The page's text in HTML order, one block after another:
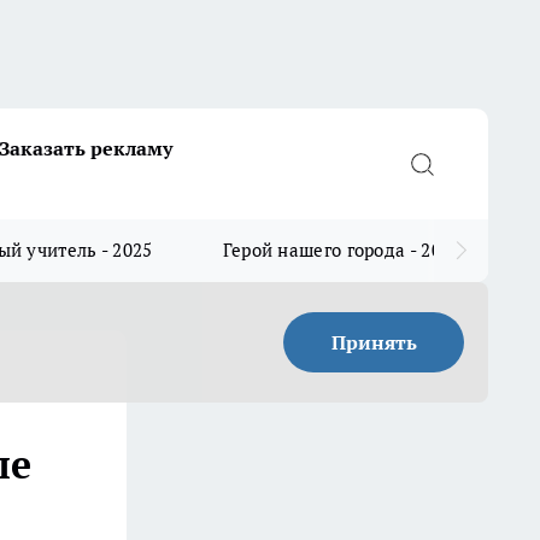
Заказать рекламу
учитель - 2025 Герой нашего города - 2025
Принять